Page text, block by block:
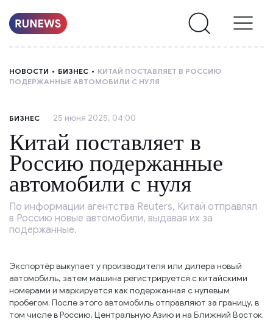
О
НАС
НОВОСТИ БИЗНЕС
КИТАЙ ПОСТАВЛЯЕТ В РОССИЮ
ПОДЕРЖАННЫЕ АВТОМОБИЛИ С НУЛЯ
БИЗНЕС 25 июня 2025, 04:00
Китай поставляет в
Россию подержанные
автомобили с нуля
По информации агентства Reuters, Китай отправлял
в Россию новые автомобили, выдавая их за
подержанные.
Экспортёр выкупает у производителя или дилера новый
автомобиль, затем машина регистрируется с китайскими
номерами и маркируется как подержанная с нулевым
пробегом. После этого автомобиль отправляют за границу, в
том числе в Россию, Центральную Азию и на Ближний Восток.